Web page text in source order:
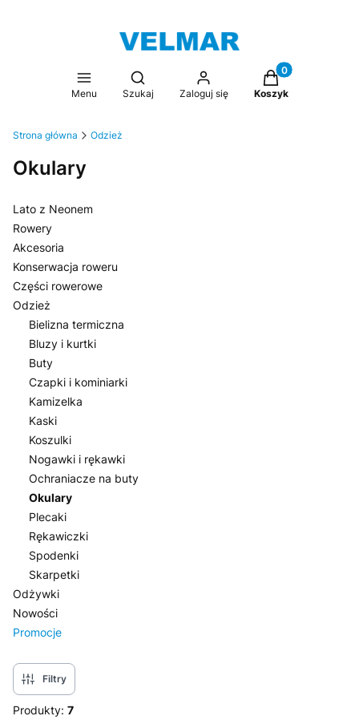
Menu
Otwórz wyszukiwarkę
Szukaj Zaloguj się
Produkty w
Koszyk
Strona główna Odzież
Okulary
Lato z Neonem
Rowery
Akcesoria
Konserwacja roweru
Części rowerowe
Odzież
Bielizna termiczna
Bluzy i kurtki
Buty
Czapki i kominiarki
Kamizelka
Kaski
Koszulki
Nogawki i rękawki
Ochraniacze na buty
Okulary
Plecaki
Rękawiczki
Spodenki
Skarpetki
Odżywki
Nowości
Promocje
Filtry
Produkty: 7